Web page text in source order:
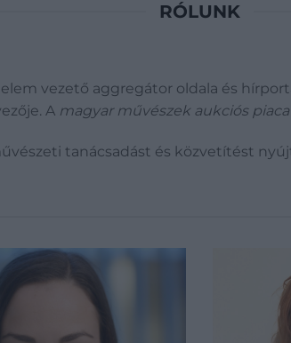
RÓLUNK
vezető aggregátor oldala és
A magyar művészek aukciós piaca
tanácsadást és közvetítést